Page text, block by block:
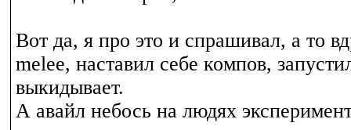
Вот да, я про это и спрашивал, а то
melee, наставил себе компов,
выкидывает.
А авайл небось на людях